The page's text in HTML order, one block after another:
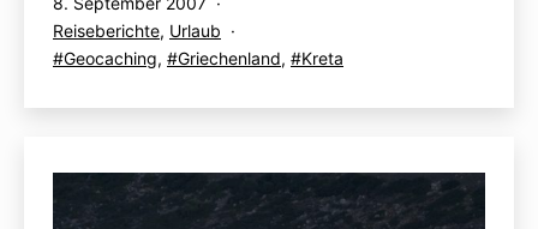
Klettern
und
am
Kategorisiert
als
Reiseberichte, Urlaub
Verschlagwortet
Geocaching, Griechenland, Kreta